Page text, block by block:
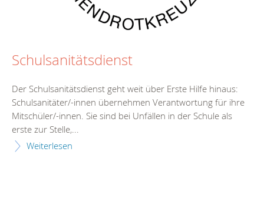
Schulsanitätsdienst
Der Schulsanitätsdienst geht weit über Erste Hilfe hinaus:
Schulsanitäter/-innen übernehmen Verantwortung für ihre
Mitschüler/-innen. Sie sind bei Unfällen in der Schule als
erste zur Stelle,...
Weiterlesen